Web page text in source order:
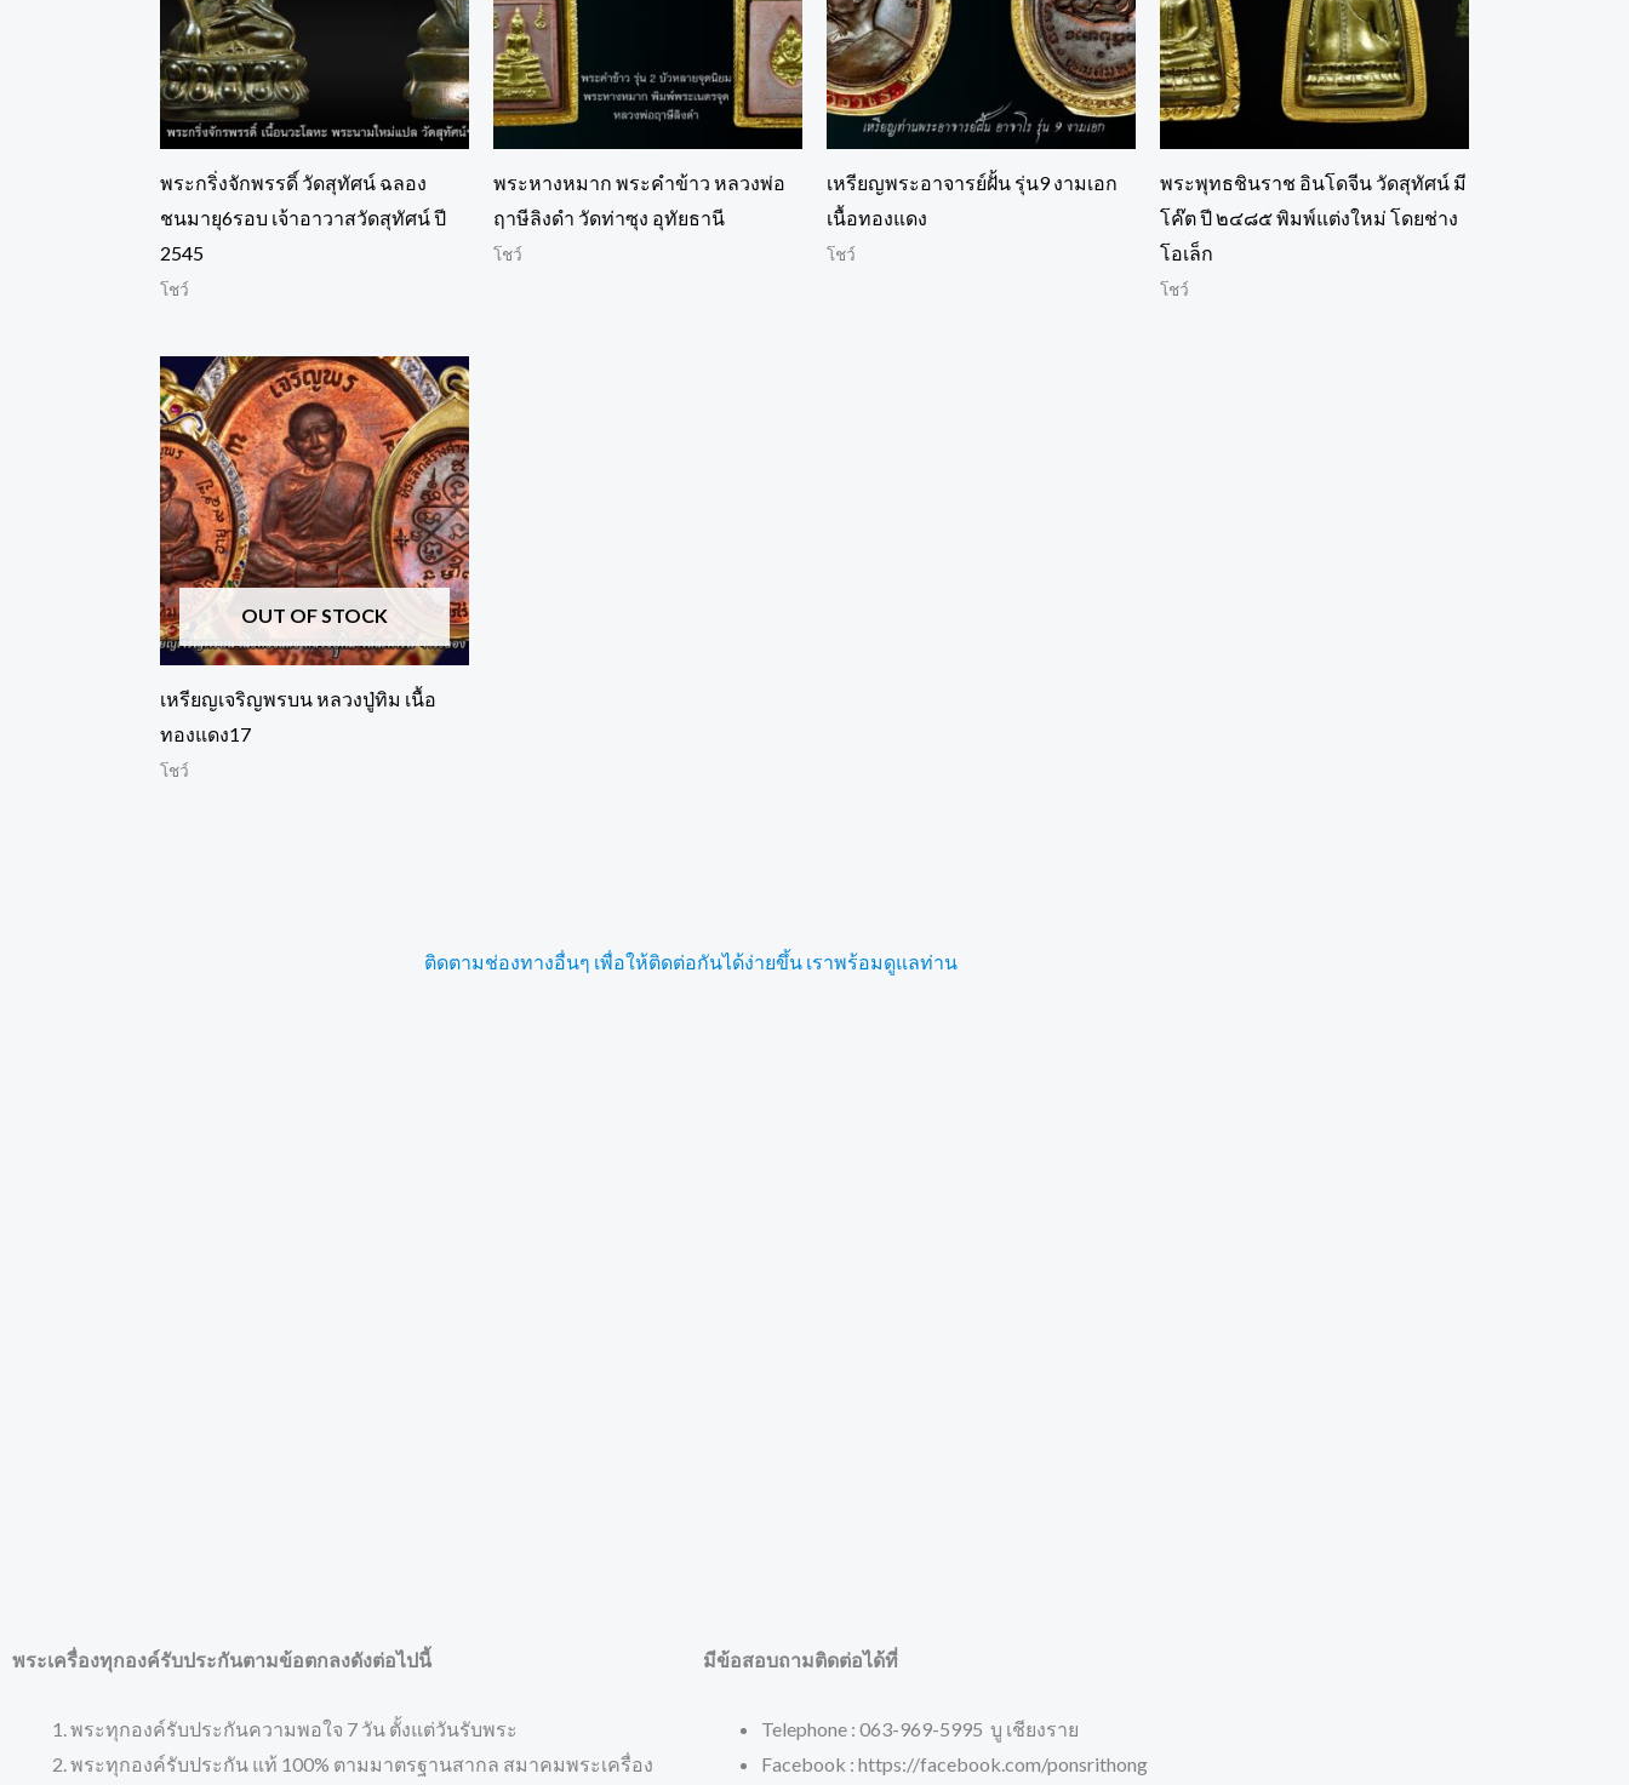
พระกริ่งจักพรรดิ์ วัดสุทัศน์ ฉลอง
ชนมายุ6รอบ เจ้าอาวาสวัดสุทัศน์ ปี
2545
โชว์
พระหางหมาก พระคำข้าว หลวงพ่อ
ฤาษีลิงดำ วัดท่าซุง อุทัยธานี
โชว์
เหรียญพระอาจารย์ฝั้น รุ่น9 งามเอก
เนื้อทองแดง
โชว์
พระพุทธชินราช อินโดจีน วัดสุทัศน์ มี
โค๊ต ปี ๒๔๘๕ พิมพ์แต่งใหม่ โดยช่าง
โอเล็ก
โชว์
OUT OF STOCK
เหรียญเจริญพรบน หลวงปู่ทิม เนื้อ
ทองแดง17
โชว์
ติดตามช่องทางอื่นๆ เพื่อให้ติดต่อกันได้ง่ายขึ้น เราพร้อมดูแลท่าน
พระเครื่องทุกองค์รับประกันตามข้อตกลงดังต่อไปนี้
พระทุกองค์รับประกันความพอใจ 7 วัน ตั้งแต่วันรับพระ
พระทุกองค์รับประกัน แท้ 100% ตามมาตรฐานสากล สมาคมพระเครื่อง
มีข้อสอบถามติดต่อได้ที่
Telephone : 063-969-5995 บู เชียงราย
Facebook : https://facebook.com/ponsrithong